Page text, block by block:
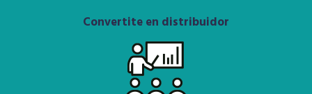
Convertite en distribuidor